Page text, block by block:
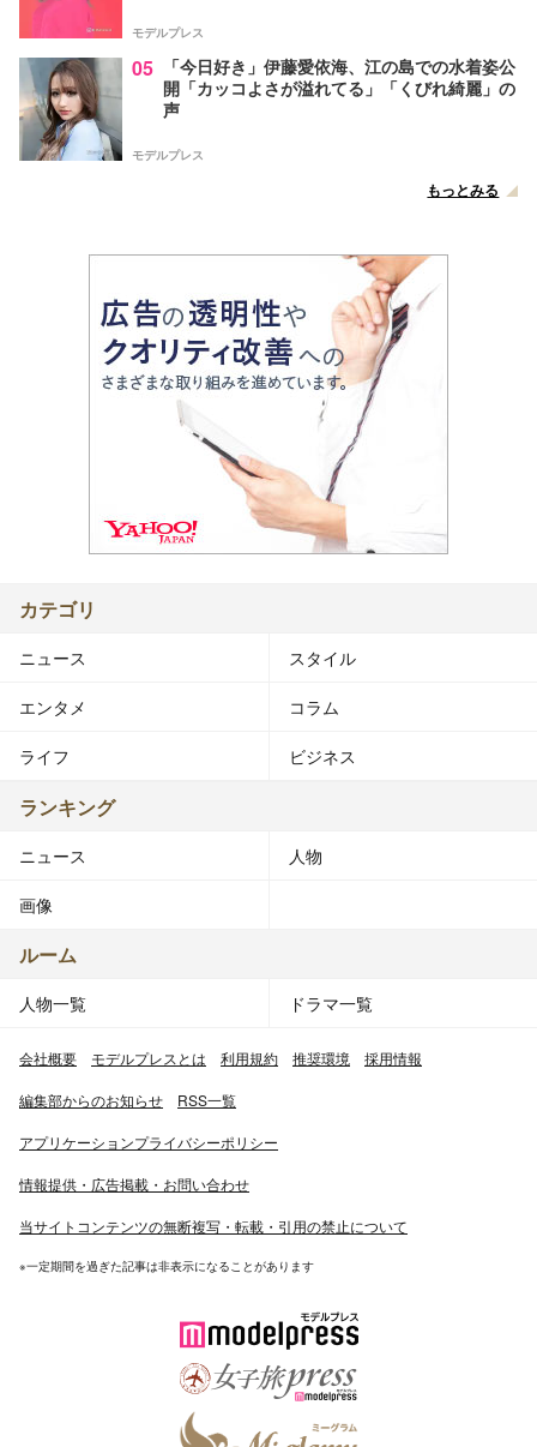
モデルプレス
05
「今日好き」伊藤愛依海、江の島での水着姿公
開「カッコよさが溢れてる」「くびれ綺麗」の
声
モデルプレス
もっとみる
カテゴリ
ニュース スタイル
エンタメ コラム
ライフ ビジネス
ランキング
ニュース 人物
画像
ルーム
人物一覧 ドラマ一覧
会社概要 モデルプレスとは 利用規約 推奨環境 採用情報
編集部からのお知らせ RSS一覧
アプリケーションプライバシーポリシー
情報提供・広告掲載・お問い合わせ
当サイトコンテンツの無断複写・転載・引用の禁止について
※一定期間を過ぎた記事は非表示になることがあります